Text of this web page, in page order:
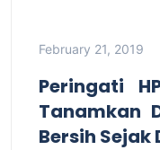
February 21, 2019
Peringati
Tanamkan
Bersih Sejak